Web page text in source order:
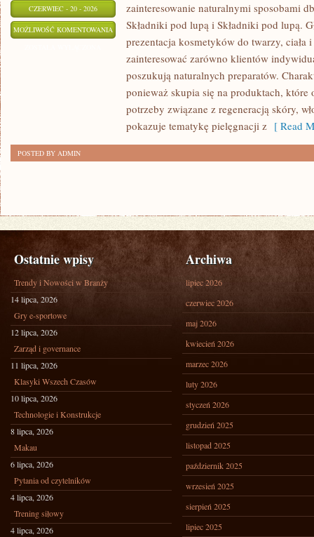
CZERWIEC - 20 - 2026
MOŻLIWOŚĆ KOMENTOWANIA KOSMETYKI
zainteresowanie naturalnymi sposobami
Składniki pod lupą i Składniki pod lupą.
prezentacja kosmetyków do twarzy, ciała
zainteresować zarówno klientów
poszukują naturalnych preparatów.
ponieważ skupia się na produktach, które
potrzeby związane z regeneracją skóry,
pokazuje tematykę pielęgnacji z [ Read
POSTED BY ADMIN
Ostatnie wpisy
Trendy i Nowości w Branży
14 lipca, 2026
Gry e-sportowe
12 lipca, 2026
Zarząd i governance
11 lipca, 2026
Klasyki Wszech Czasów
10 lipca, 2026
Technologie i Konstrukcje
8 lipca, 2026
Makau
6 lipca, 2026
Pytania od czytelników
4 lipca, 2026
Trening siłowy
4 lipca, 2026
Archiwa
lipiec 2026
czerwiec 2026
maj 2026
kwiecień 2026
marzec 2026
luty 2026
styczeń 2026
grudzień 2025
listopad 2025
październik 2025
wrzesień 2025
sierpień 2025
lipiec 2025